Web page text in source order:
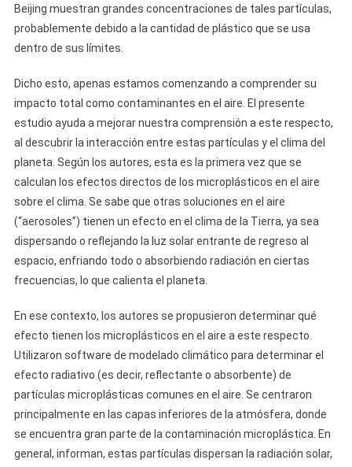
Beijing muestran grandes concentraciones de tales partículas,
probablemente debido a la cantidad de plástico que se usa
dentro de sus límites.
Dicho esto, apenas estamos comenzando a comprender su
impacto total como contaminantes en el aire. El presente
estudio ayuda a mejorar nuestra comprensión a este respecto,
al descubrir la interacción entre estas partículas y el clima del
planeta. Según los autores, esta es la primera vez que se
calculan los efectos directos de los microplásticos en el aire
sobre el clima. Se sabe que otras soluciones en el aire
(“aerosoles”) tienen un efecto en el clima de la Tierra, ya sea
dispersando o reflejando la luz solar entrante de regreso al
espacio, enfriando todo o absorbiendo radiación en ciertas
frecuencias, lo que calienta el planeta.
En ese contexto, los autores se propusieron determinar qué
efecto tienen los microplásticos en el aire a este respecto.
Utilizaron software de modelado climático para determinar el
efecto radiativo (es decir, reflectante o absorbente) de
partículas microplásticas comunes en el aire. Se centraron
principalmente en las capas inferiores de la atmósfera, donde
se encuentra gran parte de la contaminación microplástica. En
general, informan, estas partículas dispersan la radiación solar,